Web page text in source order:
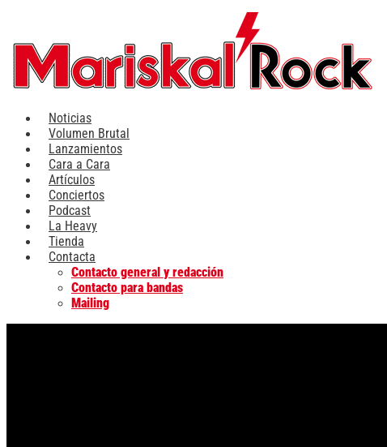
contenido
Noticias
Volumen Brutal
Lanzamientos
Cara a Cara
Artículos
Conciertos
Podcast
La Heavy
Tienda
Contacta
Contacto general y redacción
Contacto para bandas
Mailing